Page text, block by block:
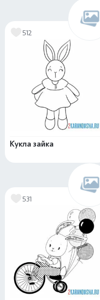
512
Кукла зайка
531